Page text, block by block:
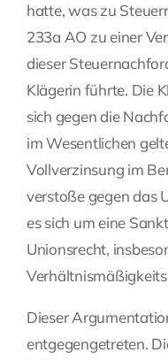
hatte, was zu
233a AO zu einer
dieser
Klägerin führte. Die
sich gegen die
im Wesentlichen
Vollverzinsung im
verstoße gegen das
es sich um eine
Unionsrecht,
Dieser
entgegengetreten.